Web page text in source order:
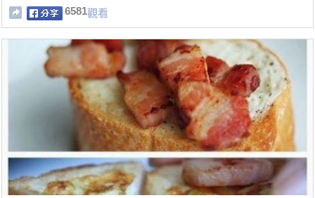
6581觀看